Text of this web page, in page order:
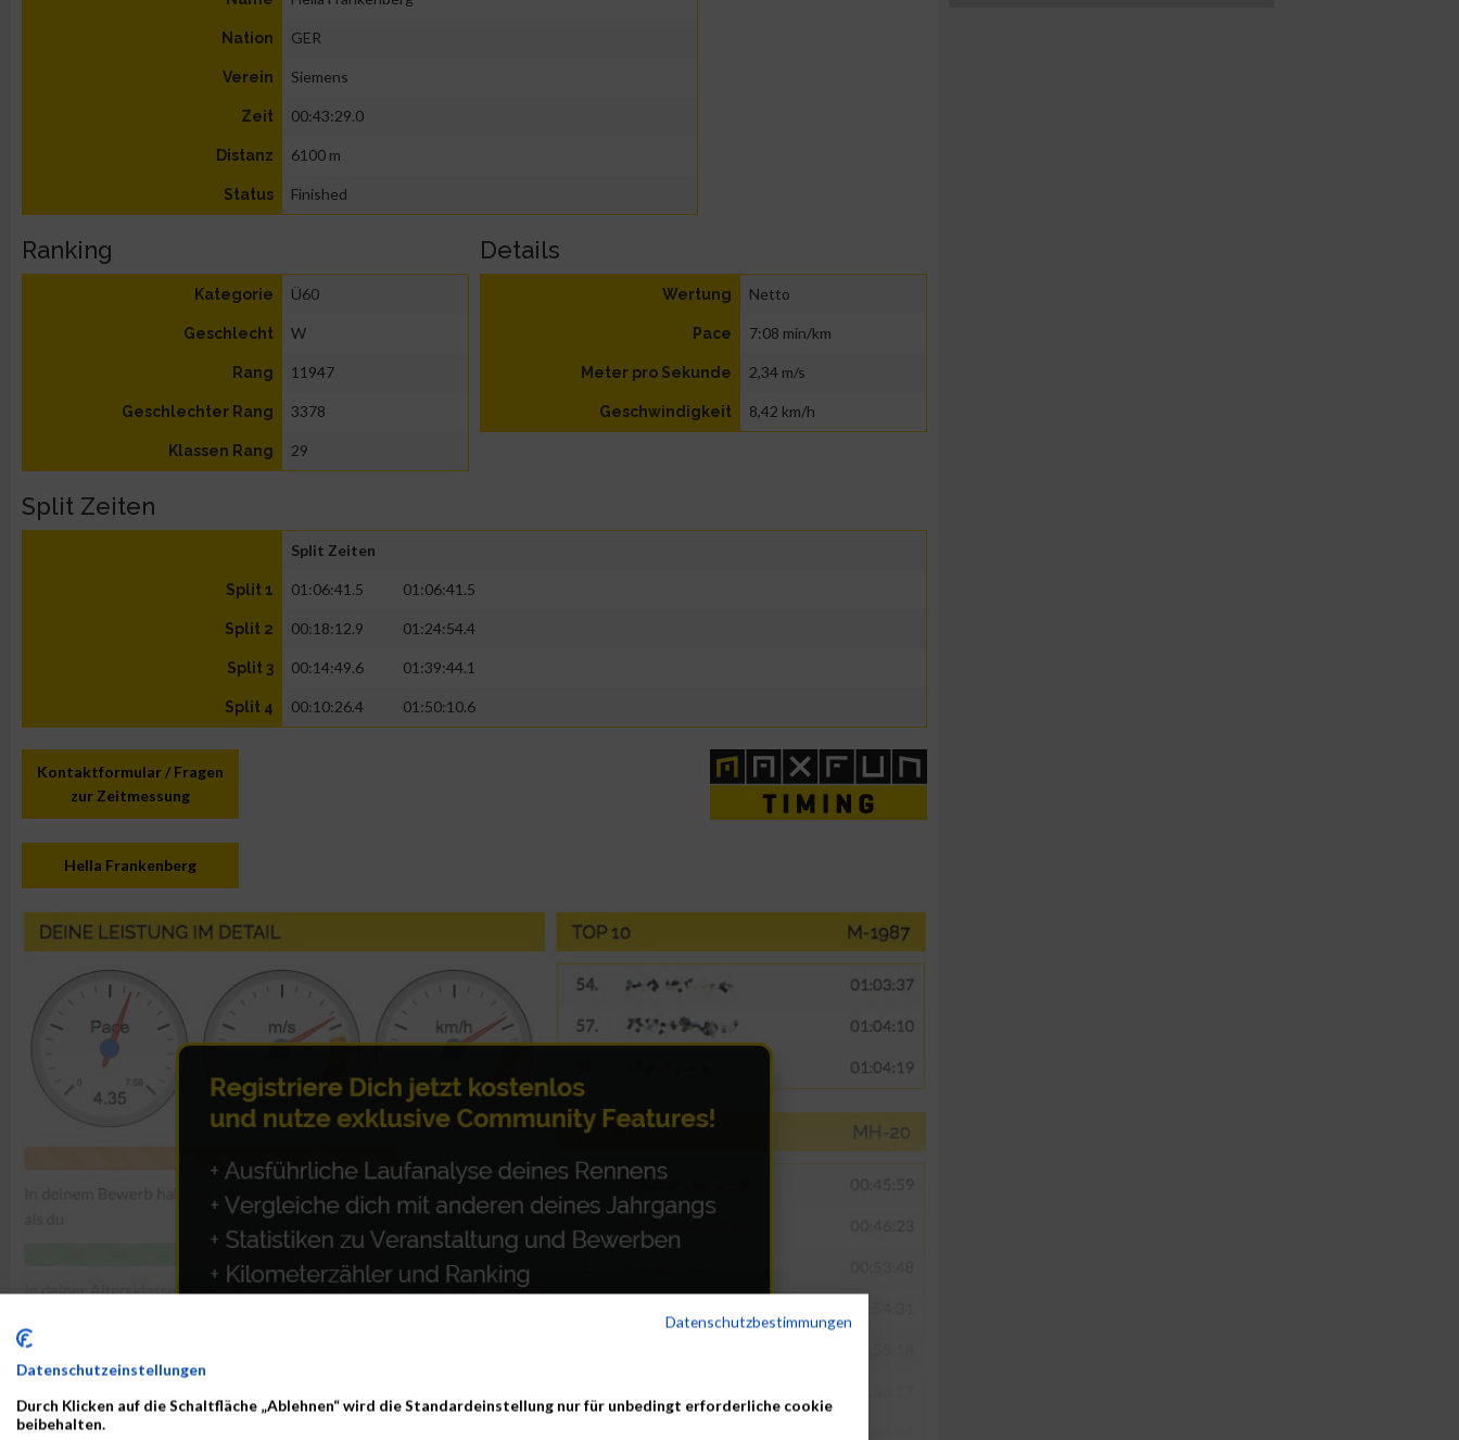
Nation GER
Verein Siemens
Zeit 00:43:29.0
Distanz 6100 m
Status Finished
Ranking
Kategorie Ü60
Geschlecht W
Rang 11947
Geschlechter Rang 3378
Klassen Rang 29
Details
Wertung Netto
Pace 7:08 min/km
Meter pro Sekunde 2,34 m/s
Geschwindigkeit 8,42 km/h
Split Zeiten
Split Zeiten
Split 1 01:06:41.5 01:06:41.5
Split 2 00:18:12.9 01:24:54.4
Split 3 00:14:49.6 01:39:44.1
Split 4 00:10:26.4 01:50:10.6
Kontaktformular / Fragen
zur Zeitmessung
Hella Frankenberg
Datenschutzbestimmungen
Datenschutzeinstellungen
Durch Klicken auf die Schaltfläche „Ablehnen“ wird die Standardeinstellung nur für unbedingt erforderliche cookie
beibehalten.